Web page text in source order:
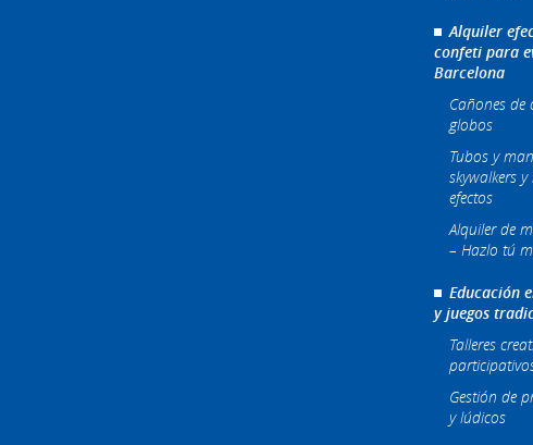
Alquiler
confeti para
Barcelona
Cañones de
globos
Tubos y
skywalkers
efectos
Alquiler de
– Hazlo tú
Educación
y juegos
Talleres
Gestión de
y lúdicos